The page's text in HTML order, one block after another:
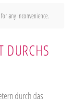
any inconvenience.
DURCHS
durch das